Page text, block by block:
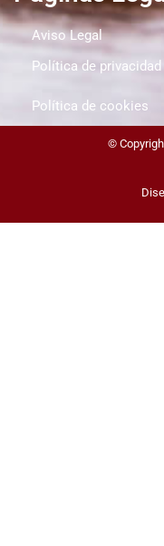
Aviso Legal
Política de privacidad
Política de cookies
©